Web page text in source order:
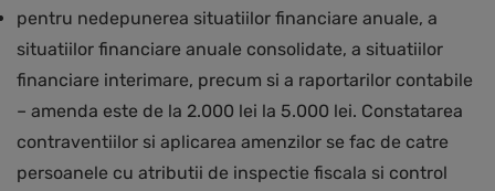
pentru nedepunerea situatiilor financiare anuale, a
situatiilor financiare anuale consolidate, a situatiilor
financiare interimare, precum si a raportarilor contabile
– amenda este de la 2.000 lei la 5.000 lei. Constatarea
contraventiilor si aplicarea amenzilor se fac de catre
persoanele cu atributii de inspectie fiscala si control